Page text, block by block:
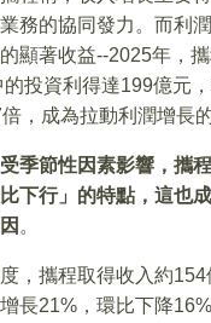
務的協同發力。而利
顯著收益--2025年，
投資利得達199億元
，成為拉動利潤增長
季節性因素影響，攜
下行」的特點，這也
。
，攜程取得收入約
長21%，環比下降